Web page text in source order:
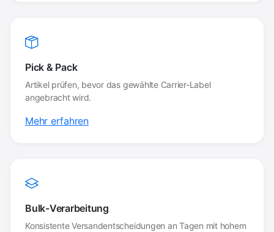
Pick & Pack
Artikel prüfen, bevor das gewählte Carrier-Label
angebracht wird.
Mehr erfahren
Bulk-Verarbeitung
Konsistente Versandentscheidungen an Tagen mit hohem